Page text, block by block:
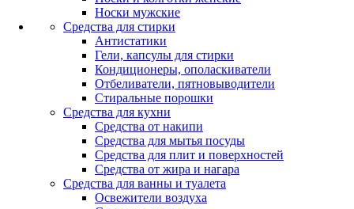
Носки мужские
Средства для стирки
Антистатики
Гели, капсулы для стирки
Кондиционеры, ополаскиватели
Отбеливатели, пятновыводители
Стиральные порошки
Средства для кухни
Средства от накипи
Средства для мытья посуды
Средства для плит и поверхностей
Средства от жира и нагара
Средства для ванны и туалета
Освежители воздуха